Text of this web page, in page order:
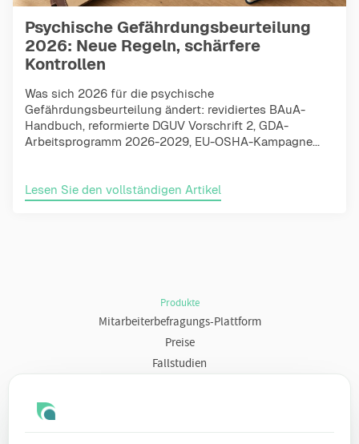
Psychische Gefährdungsbeurteilung
2026: Neue Regeln, schärfere
Kontrollen
Was sich 2026 für die psychische
Gefährdungsbeurteilung ändert: revidiertes BAuA-
Handbuch, reformierte DGUV Vorschrift 2, GDA-
Arbeitsprogramm 2026-2029, EU-OSHA-Kampagne...
Lesen Sie den vollständigen Artikel
Produkte
Mitarbeiterbefragungs-Plattform
Preise
Fallstudien